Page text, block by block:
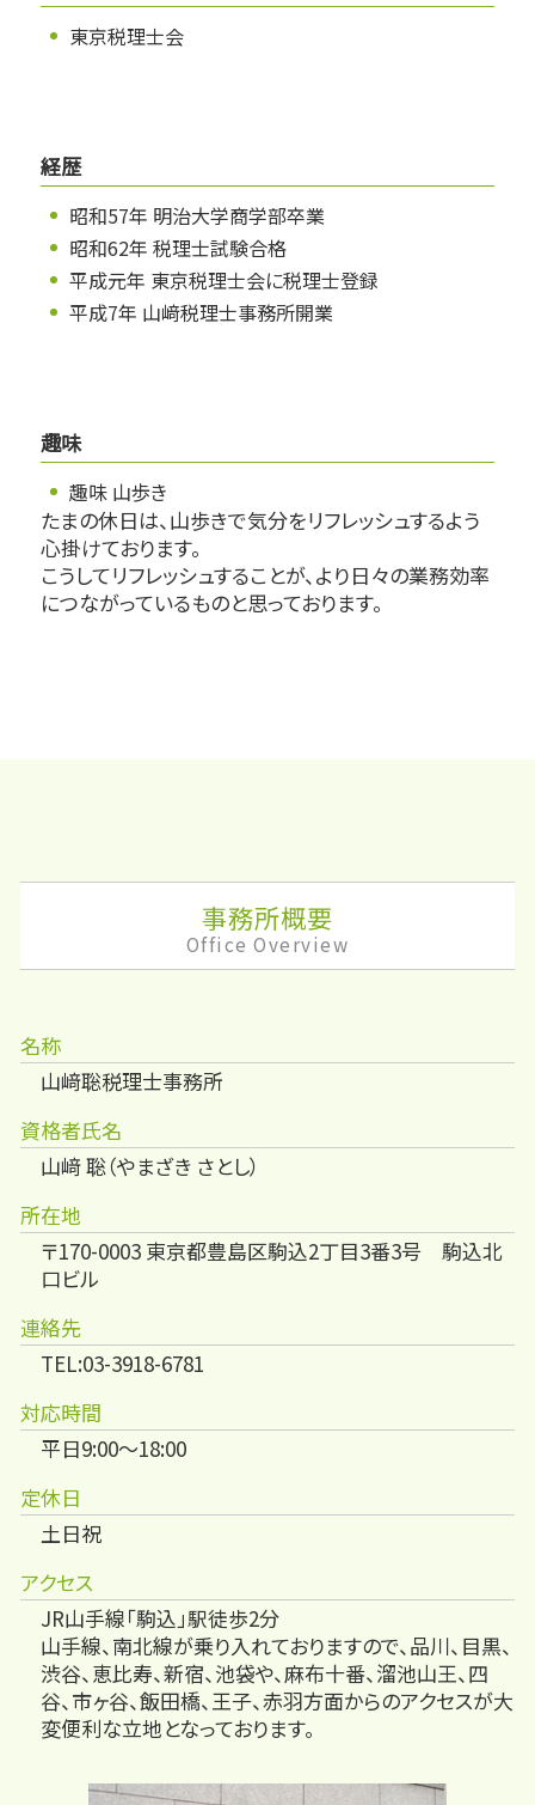
東京税理士会
経歴
昭和57年 明治大学商学部卒業
昭和62年 税理士試験合格
平成元年 東京税理士会に税理士登録
平成7年 山﨑税理士事務所開業
趣味
趣味 山歩き
たまの休日は、山歩きで気分をリフレッシュするよう
心掛けております。
こうしてリフレッシュすることが、より日々の業務効率
につながっているものと思っております。
事務所概要
Office Overview
名称
山﨑聡税理士事務所
資格者氏名
山﨑 聡（やまざき さとし）
所在地
〒170-0003 東京都豊島区駒込2丁目3番3号 駒込北
口ビル
連絡先
TEL:03-3918-6781
対応時間
平日9:00～18:00
定休日
土日祝
アクセス
JR山手線「駒込」駅徒歩2分
山手線、南北線が乗り入れておりますので、品川、目黒、
渋谷、恵比寿、新宿、池袋や、麻布十番、溜池山王、四
谷、市ヶ谷、飯田橋、王子、赤羽方面からのアクセスが大
変便利な立地となっております。